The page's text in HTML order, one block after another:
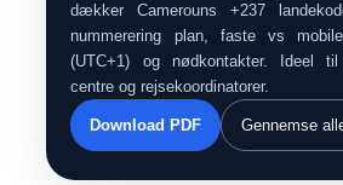
dækker Camerouns +237
nummerering plan, faste vs
(UTC+1) og nødkontakter. Ideel
centre og rejsekoordinatorer.
Download PDF Gennemse